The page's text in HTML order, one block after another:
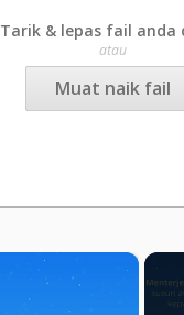
Tarik & lepas fail anda
atau
Muat naik fail
×